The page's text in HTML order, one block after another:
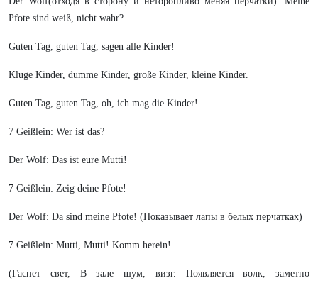
Pfote sind weiß, nicht wahr?
Guten Tag, guten Tag, sagen alle Kinder!
Kluge Kinder, dumme Kinder, große Kinder, kleine Kinder.
Guten Tag, guten Tag, oh, ich mag die Kinder!
7 Geißlein: Wer ist das?
Der Wolf: Das ist eure Mutti!
7 Geißlein: Zeig deine Pfote!
Der Wolf: Da sind meine Pfote! (Показывает лапы в белых перчатках)
7 Geißlein: Mutti, Mutti! Komm herein!
(Гаснет свет, В зале шум, визг. Появляется волк, заметно